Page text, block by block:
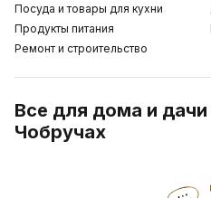
Посуда и товары для кухни
Продукты питания
Ремонт и строительство
Все для дома и
Чобручах